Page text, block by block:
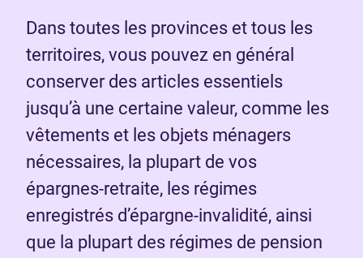
Dans toutes les provinces et tous les
territoires, vous pouvez en général
conserver des articles essentiels
jusqu’à une certaine valeur, comme les
vêtements et les objets ménagers
nécessaires, la plupart de vos
épargnes-retraite, les régimes
enregistrés d’épargne-invalidité, ainsi
que la plupart des régimes de pension